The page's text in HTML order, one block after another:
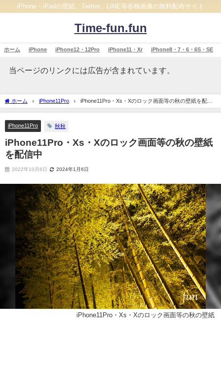
iPhone・iPadの壁紙、Twitter、LINE等各種画像の無料配布サイト
Time-fun.fun
ホーム iPhone iPhone12・12Pro iPhone11・Xr iPhone8・7・6・6S・SE
当ページのリンクには広告が含まれています。
ホーム iPhone11Pro
iPhone11Pro・Xs・Xのロック画面等の秋の壁紙を配信
中
iPhone11Pro 秋秋
iPhone11Pro・Xs・Xのロック画面等の秋の壁紙
を配信中
2022年10月6日 2024年1月6日
iPhone11Pro・Xs・Xのロック画面等の秋の壁紙